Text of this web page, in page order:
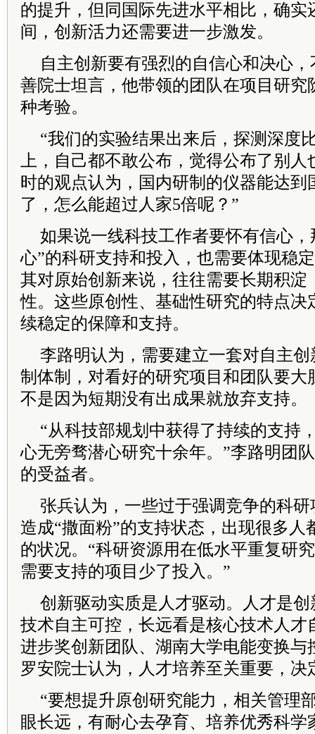
的提升，但同国际先进水平相比，确实
间，创新活力还需要进一步激发。
自主创新要有强烈的自信心和决心
善院士坦言，他带领的团队在项目研究
种考验。
“我们的实验结果出来后，探测深度
上，自己都不敢公布，觉得公布了别
时的观点认为，国内研制的仪器能达到
了，怎么能超过人家5倍呢？”
如果说一线科技工作者要怀有信心
心”的科研支持和投入，也需要体现稳
其对原始创新来说，往往需要长期积淀
性。这些原创性、基础性研究的特点决
续稳定的保障和支持。
李路明认为，需要建立一套对自主
制体制，对看好的研究项目和团队要大
不是因为短期没有出成果就放弃支持。
“从科技部规划中获得了持续的支持
心无旁骛潜心研究十余年。”李路明团
的受益者。
张兵认为，一些过于强调竞争的科
造成“撒面粉”的支持状态，出现很多人
的状况。“科研资源用在低水平重复研
需要支持的项目少了投入。”
创新驱动实质是人才驱动。人才是
技术自主可控，长远看是核心技术人才
进步奖创新团队、湖南大学电能变换与
罗安院士认为，人才培养至关重要，决
“要想提升原创研究能力，相关管理
眼长远，有耐心去孕育、培养优秀科学